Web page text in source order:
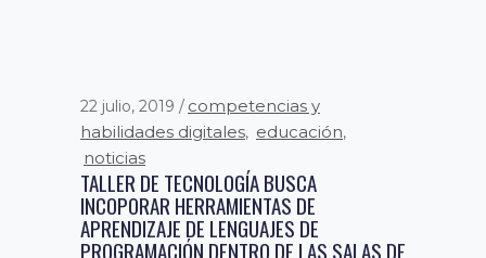
22 julio, 2019
competencias y
habilidades digitales, educación,
noticias
TALLER DE TECNOLOGÍA BUSCA
INCOPORAR HERRAMIENTAS DE
APRENDIZAJE DE LENGUAJES DE
PROGRAMACIÓN DENTRO DE LAS SALAS DE